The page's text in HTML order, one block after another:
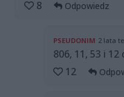
8
Odpowiedz
PSEUDONIM 2 lata
806, 11, 53 i
12